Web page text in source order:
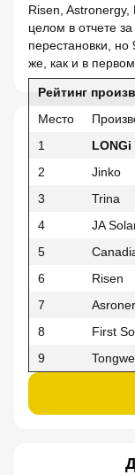
Risen,
целом в отчете
перестановки,
же, как и в
Рейтинг
Место
1
LONGi
2
Jinko
3
Trina
4
JA
5
6
Risen
7
8
First
9